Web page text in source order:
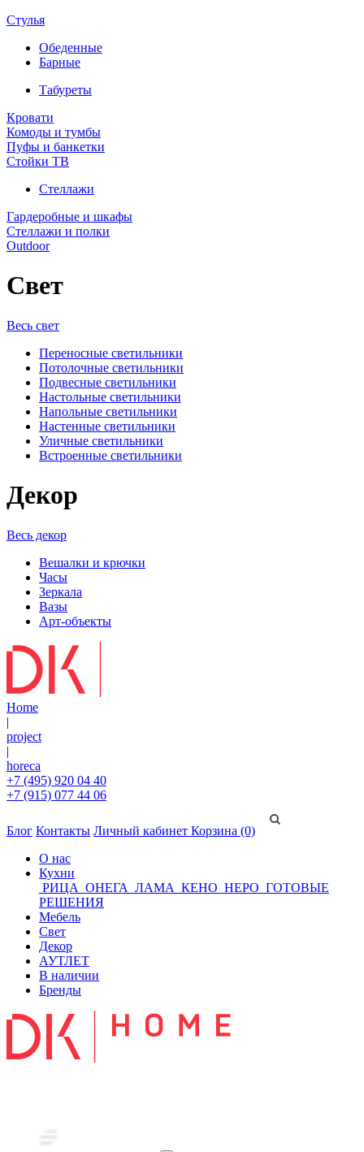
Стулья
Обеденные
Барные
Табуреты
Кровати
Комоды и тумбы
Пуфы и банкетки
Стойки ТВ
Стеллажи
Гардеробные и шкафы
Стеллажи и полки
Outdoor
Свет
Весь свет
Переносные светильники
Потолочные светильники
Подвесные светильники
Настольные светильники
Напольные светильники
Настенные светильники
Уличные светильники
Встроенные светильники
Декор
Весь декор
Вешалки и крючки
Часы
Зеркала
Вазы
Арт-объекты
Home
|
project
|
horeca
+7 (495) 920 04 40
+7 (915) 077 44 06
Блог Контакты Личный кабинет Корзина (0)
О нас
Кухни
РИЦА ОНЕГА ЛАМА КЕНО НЕРО ГОТОВЫЕ
РЕШЕНИЯ
Мебель
Свет
Декор
АУТЛЕТ
В наличии
Бренды